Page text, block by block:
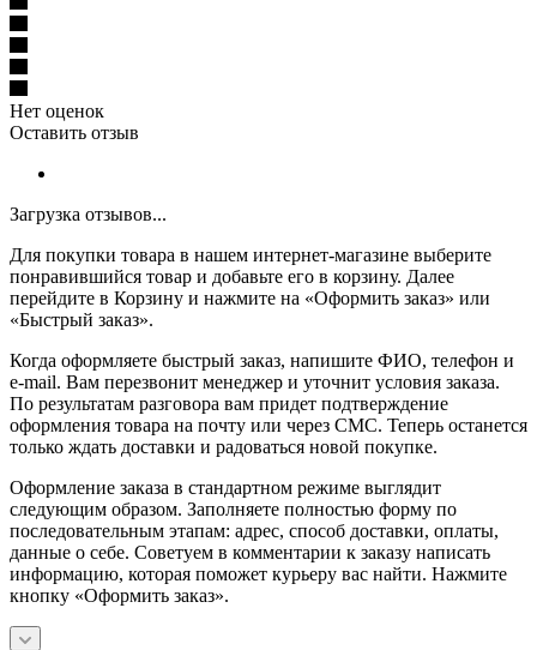
Нет оценок
Оставить отзыв
Загрузка отзывов...
Для покупки товара в нашем интернет-магазине выберите
понравившийся товар и добавьте его в корзину. Далее
перейдите в Корзину и нажмите на «Оформить заказ» или
«Быстрый заказ».
Когда оформляете быстрый заказ, напишите ФИО, телефон и
e-mail. Вам перезвонит менеджер и уточнит условия заказа.
По результатам разговора вам придет подтверждение
оформления товара на почту или через СМС. Теперь останется
только ждать доставки и радоваться новой покупке.
Оформление заказа в стандартном режиме выглядит
следующим образом. Заполняете полностью форму по
последовательным этапам: адрес, способ доставки, оплаты,
данные о себе. Советуем в комментарии к заказу написать
информацию, которая поможет курьеру вас найти. Нажмите
кнопку «Оформить заказ».